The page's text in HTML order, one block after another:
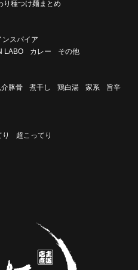
り種つけ麺まとめ
ンスパイア
LABO カレー その他
豚骨 煮干し 鶏白湯 家系
旨辛
り 超こってり